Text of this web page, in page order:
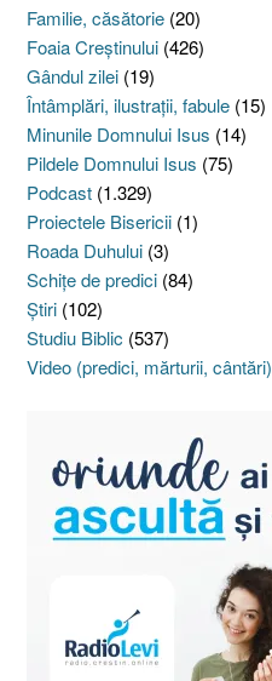
Familie, căsătorie (20)
Foaia Creştinului (426)
Gândul zilei (19)
Întâmplări, ilustraţii, fabule (15)
Minunile Domnului Isus (14)
Pildele Domnului Isus (75)
Podcast (1.329)
Proiectele Bisericii (1)
Roada Duhului (3)
Schiţe de predici (84)
Ştiri (102)
Studiu Biblic (537)
Video (predici, mărturii, cântări)